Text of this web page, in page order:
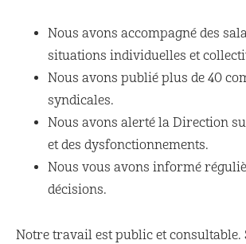
Nous avons accompagné des
situations individuelles et
Nous avons publié plus de 40
syndicales.
Nous avons alerté la Direction
et des dysfonctionnements.
Nous vous avons informé
décisions.
Notre travail est public et consultable.